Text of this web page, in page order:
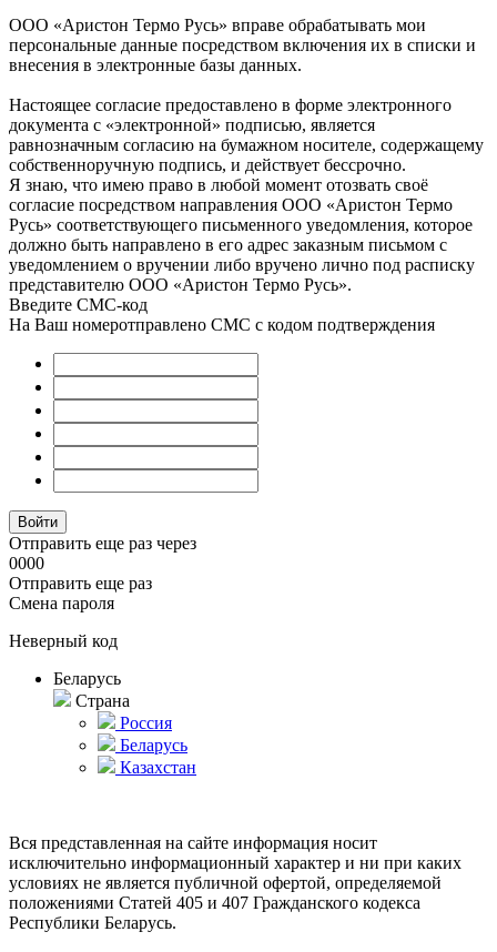
ООО «Аристон Термо Русь» вправе обрабатывать мои
персональные данные посредством включения их в списки и
внесения в электронные базы данных.
Настоящее согласие предоставлено в форме электронного
документа с «электронной» подписью, является
равнозначным согласию на бумажном носителе, содержащему
собственноручную подпись, и действует бессрочно.
Я знаю, что имею право в любой момент отозвать своё
согласие посредством направления ООО «Аристон Термо
Русь» соответствующего письменного уведомления, которое
должно быть направлено в его адрес заказным письмом с
уведомлением о вручении либо вручено лично под расписку
представителю ООО «Аристон Термо Русь».
Введите СМС-код
На Ваш номеротправлено СМС с кодом подтверждения
Отправить еще раз через
0000
Отправить еще раз
Смена пароля
Неверный код
Беларусь
Страна
Россия
Беларусь
Казахстан
Вся представленная на сайте информация носит
исключительно информационный характер и ни при каких
условиях не является публичной офертой, определяемой
положениями Статей 405 и 407 Гражданского кодекса
Республики Беларусь.